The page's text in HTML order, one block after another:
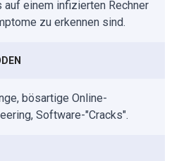
einem infizierten Rechner
zu erkennen sind.
bösartige Online-
Software-"Cracks".